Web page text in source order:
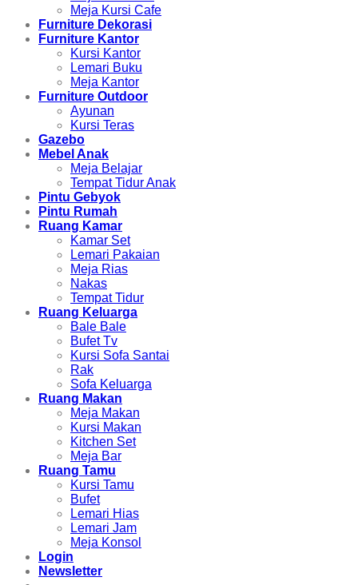
Meja Kursi Cafe
Furniture Dekorasi
Furniture Kantor
Kursi Kantor
Lemari Buku
Meja Kantor
Furniture Outdoor
Ayunan
Kursi Teras
Gazebo
Mebel Anak
Meja Belajar
Tempat Tidur Anak
Pintu Gebyok
Pintu Rumah
Ruang Kamar
Kamar Set
Lemari Pakaian
Meja Rias
Nakas
Tempat Tidur
Ruang Keluarga
Bale Bale
Bufet Tv
Kursi Sofa Santai
Rak
Sofa Keluarga
Ruang Makan
Meja Makan
Kursi Makan
Kitchen Set
Meja Bar
Ruang Tamu
Kursi Tamu
Bufet
Lemari Hias
Lemari Jam
Meja Konsol
Login
Newsletter